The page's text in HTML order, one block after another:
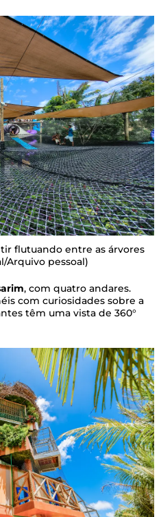
flutuando entre as árvores
Arquivo pessoal)
, com quatro andares.
com curiosidades sobre a
têm uma vista de 360°